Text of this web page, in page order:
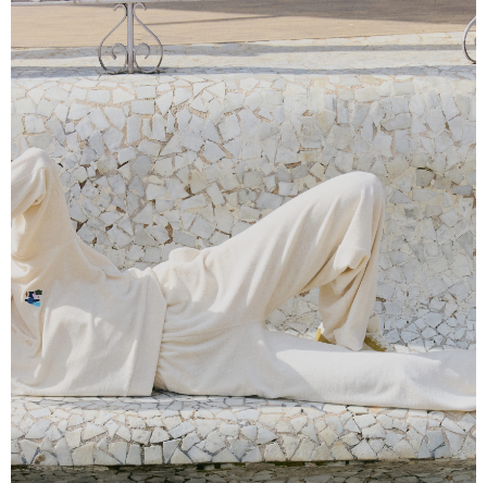
💌 Долучайся до спільноти Have A Rest!
Підпишись на наші новини та отримай знижку
-10%на першу покупку